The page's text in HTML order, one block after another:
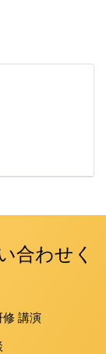
合わせく
修 講演